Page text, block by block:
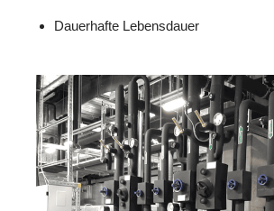
Dauerhafte Lebensdauer